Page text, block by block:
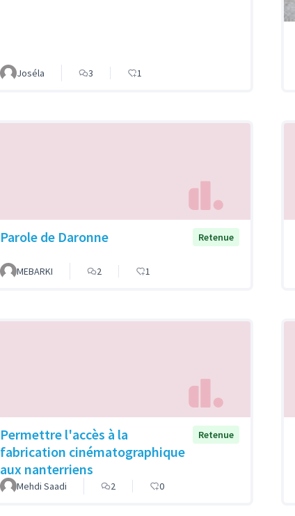
Joséla 3 1
Parole de Daronne Retenue
MEBARKI 2 1
Permettre l'accès à la
fabrication cinématographique
aux nanterriens
Retenue
Mehdi Saadi 2 0